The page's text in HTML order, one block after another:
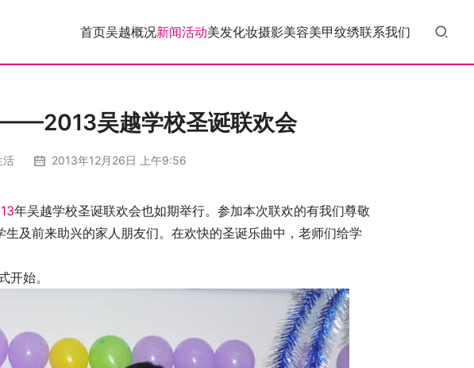
首页吴越概况新闻活动美发化妆摄影美容美甲纹绣联系我们
——2013吴越学校圣诞联欢会
活 2013年12月26日 上午9:56
年吴越学校圣诞联欢会也如期举行。参加本次联欢的有我们尊敬
及前来助兴的家人朋友们。在欢快的圣诞乐曲中，老师们给学
始。